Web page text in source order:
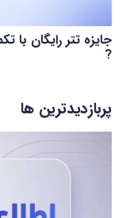
جایزه تتر رایگان
?
پربازدیدترین ها